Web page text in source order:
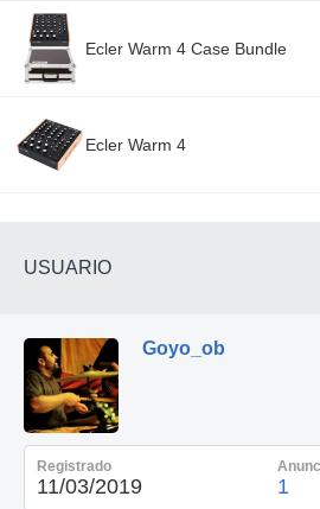
Ecler Warm 4 Case Bundle
Ecler Warm 4
USUARIO
Goyo_ob
Registrado
11/03/2019 1